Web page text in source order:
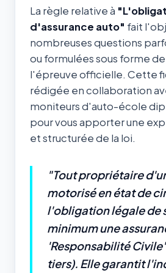
La règle relative à
d'assurance auto" fait
nombreuses questions
ou formulées sous forme
l'épreuve officielle. Cette
rédigée en collaboration
moniteurs d'auto-école
pour vous apporter une
et structurée de la loi.
"Tout propriétaire
motorisé en état de
l'obligation légale de
minimum une
'Responsabilité
tiers). Elle garantit